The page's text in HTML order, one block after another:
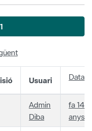
Usuari Data
Admin
Diba
fa 14
anys